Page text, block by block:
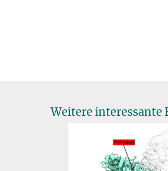
Weitere interessante